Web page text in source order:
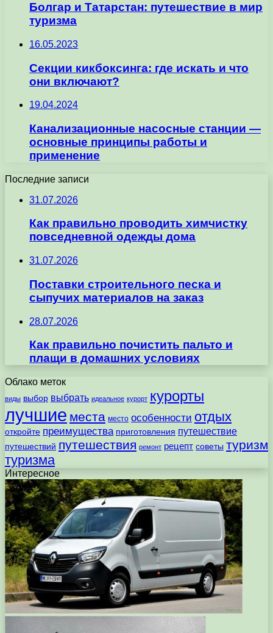
Болгар и Татарстан: путешествие в мир
туризма
16.05.2023
Секции кикбоксинга: где искать и что
они включают?
19.04.2024
Канализационные насосные станции —
основные принципы работы и
применение
Последние записи
31.07.2026
Как правильно проводить химчистку
повседневной одежды дома
31.07.2026
Поставки строительного песка и
сыпучих материалов на заказ
28.07.2026
Как правильно почистить пальто и
плащи в домашних условиях
Облако меток
виды выбор выбрать идеальное курорт курорты
лучшие места место особенности отдых
откройте преимущества приготовления путешествие
путешествий путешествия ремонт рецепт советы туризм
туризма
Интересное